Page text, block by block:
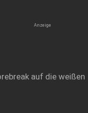
auf die weißen